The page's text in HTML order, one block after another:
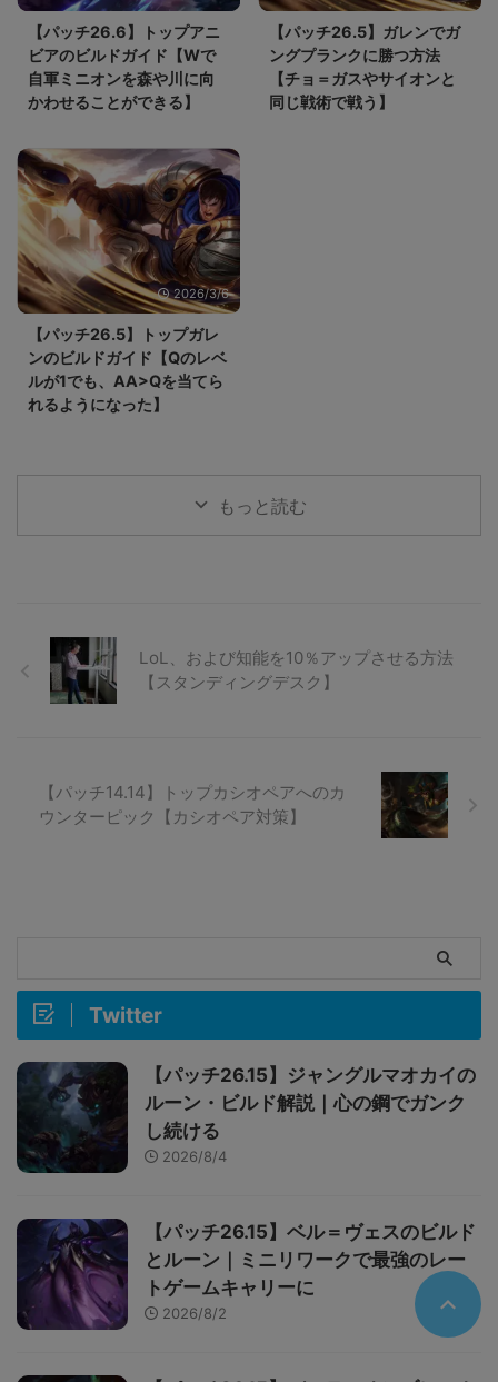
【パッチ26.6】トップアニ
ビアのビルドガイド【Wで
自軍ミニオンを森や川に向
かわせることができる】
【パッチ26.5】ガレンでガ
ングプランクに勝つ方法
【チョ＝ガスやサイオンと
同じ戦術で戦う】
2026/3/6
【パッチ26.5】トップガレ
ンのビルドガイド【Qのレベ
ルが1でも、AA>Qを当てら
れるようになった】
もっと読む
LoL、および知能を10％アップさせる方法
【スタンディングデスク】
【パッチ14.14】トップカシオペアへのカ
ウンターピック【カシオペア対策】
Twitter
【パッチ26.15】ジャングルマオカイの
ルーン・ビルド解説｜心の鋼でガンク
し続ける
2026/8/4
【パッチ26.15】ベル＝ヴェスのビルド
とルーン｜ミニリワークで最強のレー
トゲームキャリーに
2026/8/2